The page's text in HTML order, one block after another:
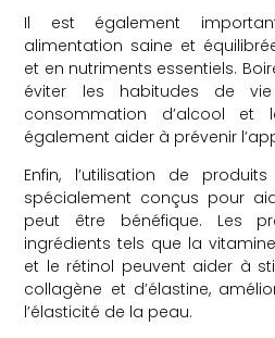
Il est également
alimentation saine et
et en nutriments essentiels.
éviter les habitudes de
consommation d’alcool et
également aider à prévenir
Enfin, l’utilisation de
spécialement conçus pour
peut être bénéfique. Les
ingrédients tels que la
et le rétinol peuvent aider à
collagène et d’élastine,
l’élasticité de la peau.